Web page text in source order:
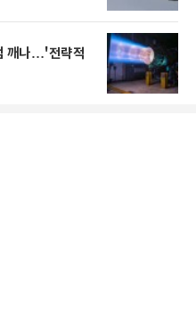
깨나…'전략적